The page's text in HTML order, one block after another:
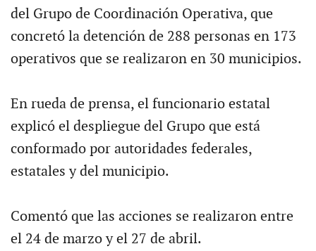
del Grupo de Coordinación Operativa, que
concretó la detención de 288 personas en 173
operativos que se realizaron en 30 municipios.
En rueda de prensa, el funcionario estatal
explicó el despliegue del Grupo que está
conformado por autoridades federales,
estatales y del municipio.
Comentó que las acciones se realizaron entre
el 24 de marzo y el 27 de abril.